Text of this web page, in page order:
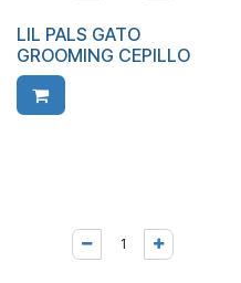
LIL PALS GATO
GROOMING CEPILLO